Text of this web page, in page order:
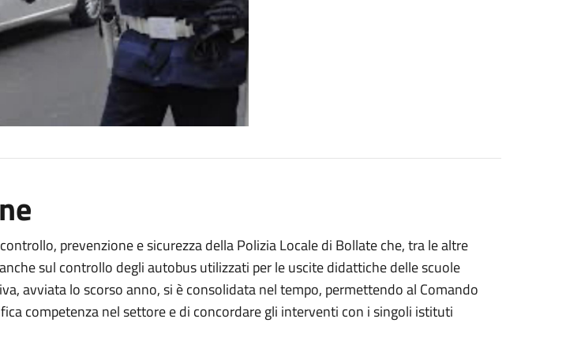
prevenzione e sicurezza della Polizia Locale di Bollate che, tra le altre
sul controllo degli autobus utilizzati per le uscite didattiche delle scuole
avviata lo scorso anno, si è consolidata nel tempo, permettendo al Comando
competenza nel settore e di concordare gli interventi con i singoli istituti